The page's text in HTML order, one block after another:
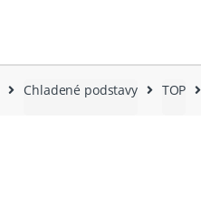
Chladené podstavy TOP